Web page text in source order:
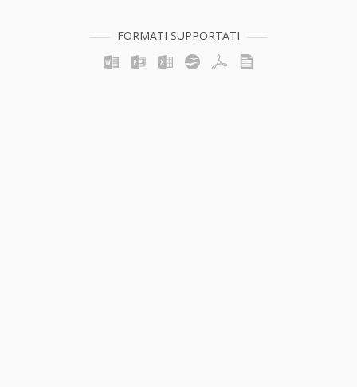
FORMATI SUPPORTATI